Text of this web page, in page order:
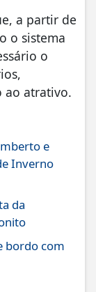
a partir de
o sistema
o
ao atrativo.
e
Inverno
da
bordo com